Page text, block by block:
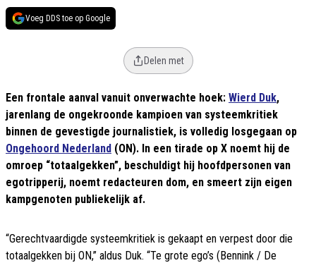
Voeg DDS toe op Google
Delen met
Een frontale aanval vanuit onverwachte hoek: Wierd Duk,
jarenlang de ongekroonde kampioen van systeemkritiek
binnen de gevestigde journalistiek, is volledig losgegaan op
Ongehoord Nederland (ON). In een tirade op X noemt hij de
omroep “totaalgekken”, beschuldigt hij hoofdpersonen van
egotripperij, noemt redacteuren dom, en smeert zijn eigen
kampgenoten publiekelijk af.
“Gerechtvaardigde systeemkritiek is gekaapt en verpest door die
totaalgekken bij ON,” aldus Duk. “Te grote ego’s (Bennink / De